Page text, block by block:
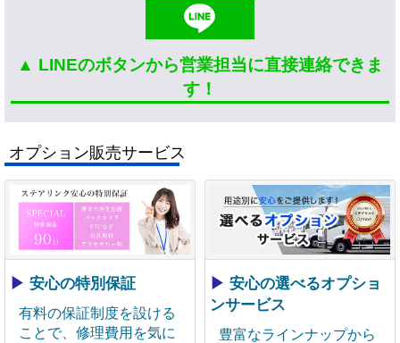
▲ LINEのボタンから営業担当に直接連絡できま
す！
オプション販売サービス
▶ 安心の特別保証
有料の保証制度を設ける
ことで、修理費用を気に
▶ 安心の選べるオプショ
ンサービス
豊富なラインナップから